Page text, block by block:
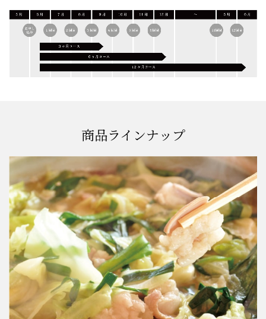
商品ラインナップ